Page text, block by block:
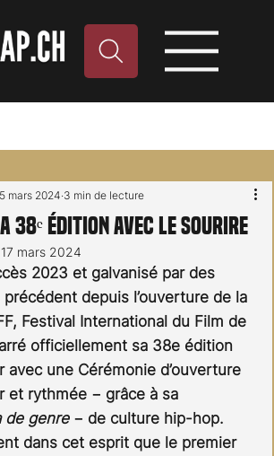
38ᵉ édition avec le sourire
mars 2024 3 min de lecture
17 mars 2024
2023 et galvanisé par des
depuis l’ouverture de la
Festival International du Film de
officiellement sa 38e édition
avec une Cérémonie d’ouverture
et rythmée − grâce à sa
de genre − de culture hip-hop.
dans cet esprit que le premier